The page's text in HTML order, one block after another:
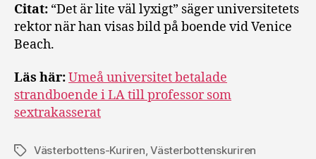
Citat: “Det är lite väl lyxigt” säger universitetets
rektor när han visas bild på boende vid Venice
Beach.
Läs här:Umeå universitet betalade
strandboende i LA till professor som
sextrakasserat
EtiketterVästerbottens-Kuriren,Västerbottenskuriren